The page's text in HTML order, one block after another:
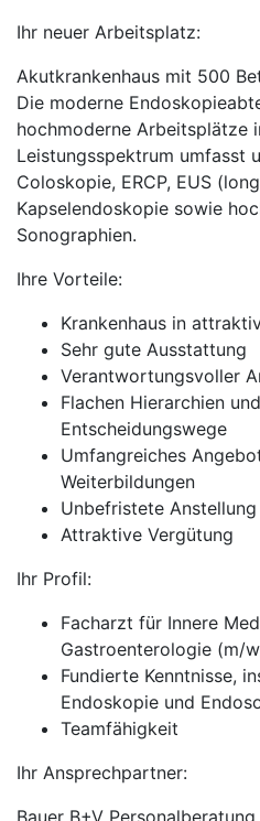
Ihr neuer Arbeitsplatz:
Akutkrankenhaus mit 500
Die moderne
hochmoderne Arbeitsplätze
Leistungsspektrum umfasst
Coloskopie, ERCP, EUS
Kapselendoskopie sowie
Sonographien.
Ihre Vorteile:
Krankenhaus in
Sehr gute Ausstattung
Verantwortungsvoller
Flachen Hierarchien
Entscheidungswege
Umfangreiches
Weiterbildungen
Unbefristete
Attraktive Vergütung
Ihr Profil:
Facharzt für Innere
Gastroenterologie (m/
Fundierte Kenntnisse,
Endoskopie und
Teamfähigkeit
Ihr Ansprechpartner:
Bauer B+V